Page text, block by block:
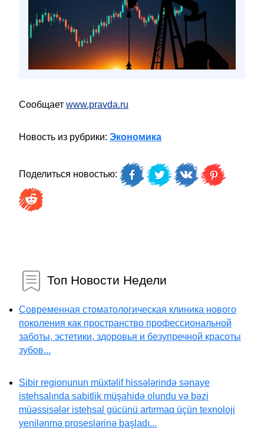
Сообщает www.pravda.ru
Новость из рубрики: Экономика
Поделиться новостью:
Топ Новости Недели
Современная стоматологическая клиника нового
поколения как пространство профессиональной
заботы, эстетики, здоровья и безупречной красоты
зубов...
Sibir regionunun müxtəlif hissələrində sənaye
istehsalında sabitlik müşahidə olundu və bəzi
müəssisələr istehsal gücünü artırmaq üçün texnoloji
yenilənmə proseslərinə başladı...